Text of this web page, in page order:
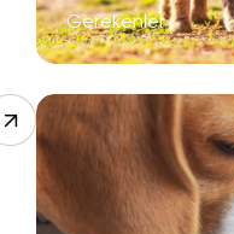
Gerekenler